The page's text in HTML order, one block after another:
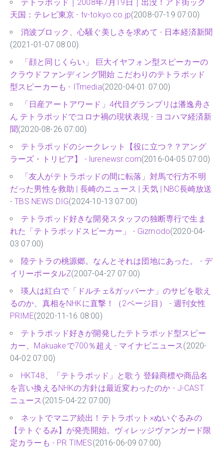
テトラポッド｜2008年7月19日｜出没！アド街ック
天国：テレビ東京 - tv-tokyo.co.jp(2008-07-19 07:00)
消波ブロック、心騒ぐ美しさを求めて - 日本経済新聞
(2021-01-07 08:00)
「顔と同じくらい」 巨大イヤフォン型スピーカーの
クラウドファンディング開始 こだわりのテトラポッド
型スピーカーも - ITmedia(2020-04-01 07:00)
「日産アートアワード」4代目グランプリは潘逸舟さ
ん テトラポッドでコロナ禍の現状表現 - ヨコハマ経済新
聞(2020-08-26 07:00)
テトラポッドのシークレット【役に立つ？？アング
ラーズ・トリビア】 - lurenewsr.com(2016-04-05 07:00)
「友人がテトラポッドの間に転落」対馬で行方不明
だった男性を救助 | 長崎のニュース | 天気 | NBC長崎放送
- TBS NEWS DIG(2024-10-13 07:00)
テトラポッド好きな開発スタッフの独断専行で生ま
れた「テトラポッドスピーカー」 - Gizmodo(2020-04-
03 07:00)
陸テトラの桃源郷。なんとそれは団地にあった。 - デ
イリーポータルZ(2007-04-27 07:00)
瑛人は紅白で「ドルチェ&ガッバーナ」のサビを歌え
るのか、真相をNHKに直撃！（2ページ目） - 週刊女性
PRIME(2020-11-16 08:00)
テトラポッド好きが開発したテトラポッド型スピー
カー、Makuakeで700％超え - マイナビニュース(2020-
04-02 07:00)
HKT48、「テトラポッド」と歌う 登録商標や商品名
を言い換えるNHKの方針は最近変わったのか - J-CAST
ニュース (2015-04-22 07:00)
ネットでマニア続出！テトラポット×ぬいぐるみの
【テトぐるみ】が発売開始。ヴィレッジヴァンガード限
定カラーも - PR TIMES(2016-06-09 07:00)